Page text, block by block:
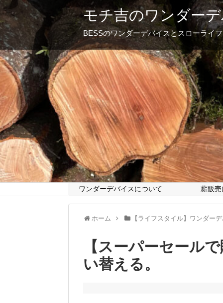
モチ吉のワンダー
BESSのワンダーデバイスとスローライ
ワンダーデバイスについて 薪販
ホーム 【ライフスタイル】ワンダー
【スーパーセール
い替える。